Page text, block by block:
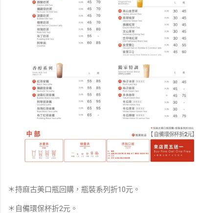
＊持麻古美口瓶回購，瓶裝系列折10元。
＊自備環保杯折2元。